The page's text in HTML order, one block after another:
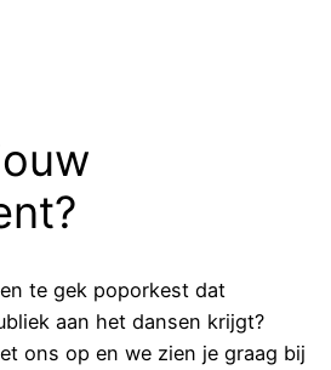
te gek poporkest dat
aan het dansen krijgt?
ons op en we zien je graag bij